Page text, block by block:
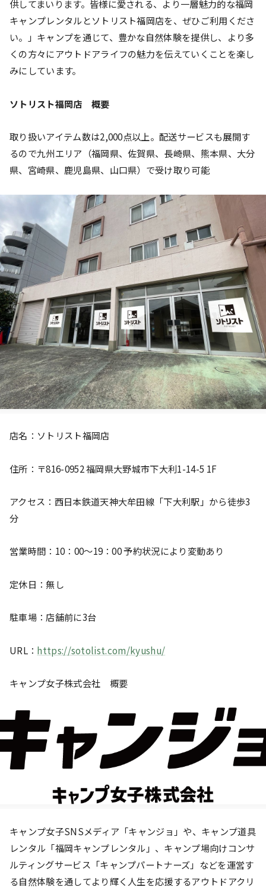
供してまいります。皆様に愛される、より一層魅力的な福岡
キャンプレンタルとソトリスト福岡店を、ぜひご利用くださ
い。」キャンプを通じて、豊かな自然体験を提供し、より多
くの方々にアウトドアライフの魅力を伝えていくことを楽し
みにしています。
ソトリスト福岡店 概要
取り扱いアイテム数は2,000点以上。配送サービスも展開す
るので九州エリア（福岡県、佐賀県、長崎県、熊本県、大分
県、宮崎県、鹿児島県、山口県）で受け取り可能
店名：ソトリスト福岡店
住所：〒816-0952 福岡県大野城市下大利1-14-5 1F
アクセス：西日本鉄道天神大牟田線「下大利駅」から徒歩3
分
営業時間：10：00～19：00 予約状況により変動あり
定休日：無し
駐車場：店舗前に3台
URL： https://sotolist.com/kyushu/
キャンプ女子株式会社 概要
キャンプ女子SNSメディア「キャンジョ」や、キャンプ道具
レンタル「福岡キャンプレンタル」、キャンプ場向けコンサ
ルティングサービス「キャンプパートナーズ」などを運営す
る自然体験を通してより輝く人生を応援するアウトドアクリ